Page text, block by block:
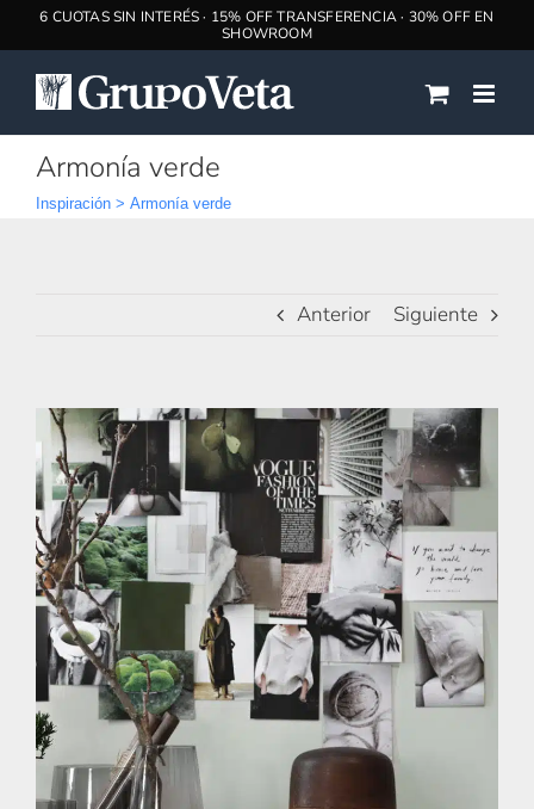
Armonía verde
Inspiración > Armonía verde
Anterior Siguiente